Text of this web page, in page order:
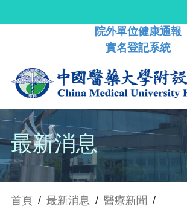
院外單位健康通報
實名登記系統
最新消息
首頁 / 最新消息 / 醫療新聞 /